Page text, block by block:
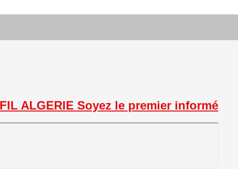
ALGERIE Soyez le premier informé